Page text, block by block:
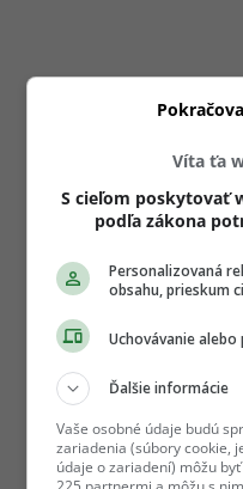
Víta ťa
S cieľom poskytovať
podľa zákona
Personalizovaná
obsahu, prieskum
Uchovávanie
Ďalšie informácie
Vaše osobné údaje budú
zariadenia (súbory cookie,
údaje o zariadení) môžu